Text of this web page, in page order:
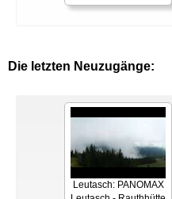
Die letzten Neuzugänge:
Leutasch: PANOMAX